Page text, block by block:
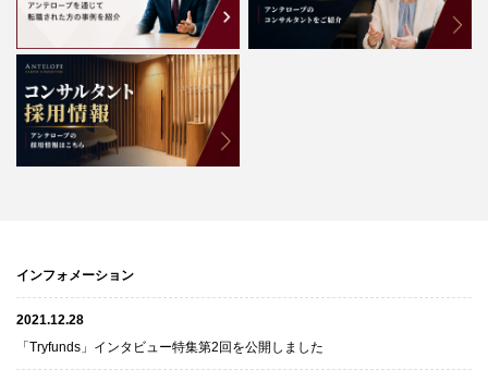
インフォメーション
2021.12.28
「Tryfunds」インタビュー特集第2回を公開しました